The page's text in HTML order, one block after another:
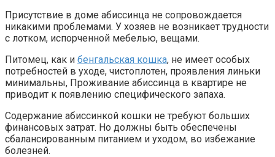
Присутствие в доме абиссинца не сопровождается
никакими проблемами. У хозяев не возникает трудности
с лотком, испорченной мебелью, вещами.
Питомец, как и бенгальская кошка, не имеет особых
потребностей в уходе, чистоплотен, проявления линьки
минимальны, Проживание абиссинца в квартире не
приводит к появлению специфического запаха.
Содержание абиссинкой кошки не требуют больших
финансовых затрат. Но должны быть обеспечены
сбалансированным питанием и уходом, во избежание
болезней.